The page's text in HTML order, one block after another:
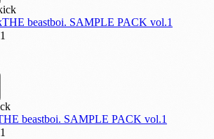
THE beastboi. SAMPLE PACK vol.1
beastboi. SAMPLE PACK vol.1